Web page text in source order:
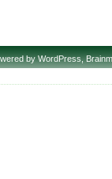
byWordPress,